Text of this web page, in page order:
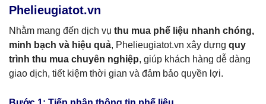
Phelieugiatot.vn
Nhằm mang đến dịch vụ thu mua phế liệu nhanh chóng,
minh bạch và hiệu quả, Phelieugiatot.vn xây dựng quy
trình thu mua chuyên nghiệp, giúp khách hàng dễ dàng
giao dịch, tiết kiệm thời gian và đảm bảo quyền lợi.